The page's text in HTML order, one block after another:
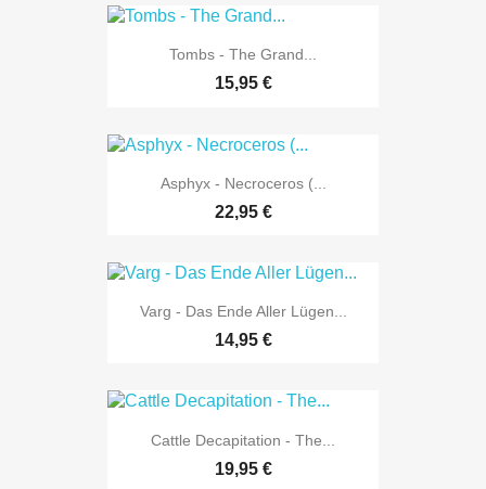
Tombs - The Grand...
15,95 €
Asphyx - Necroceros (...
22,95 €
Varg - Das Ende Aller Lügen...
14,95 €
Cattle Decapitation - The...
19,95 €